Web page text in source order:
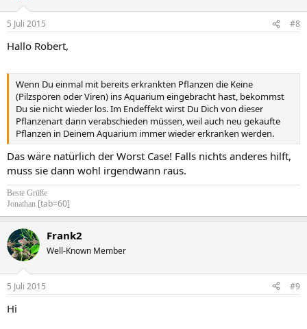
5 Juli 2015 #8
Hallo Robert,
Wenn Du einmal mit bereits erkrankten Pflanzen die Keine
(Pilzsporen oder Viren) ins Aquarium eingebracht hast, bekommst
Du sie nicht wieder los. Im Endeffekt wirst Du Dich von dieser
Pflanzenart dann verabschieden müssen, weil auch neu gekaufte
Pflanzen in Deinem Aquarium immer wieder erkranken werden.
Das wäre natürlich der Worst Case! Falls nichts anderes hilft,
muss sie dann wohl irgendwann raus.
Beste Grüße
Jonathan [tab=60]
Frank2
Well-Known Member
5 Juli 2015 #9
Hi